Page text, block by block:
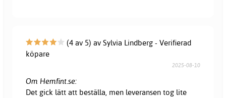
(4 av 5) av Sylvia Lindberg - Verifierad
köpare
2025-08-10
Om Hemfint.se:
Det gick lätt att beställa, men leveransen tog lite